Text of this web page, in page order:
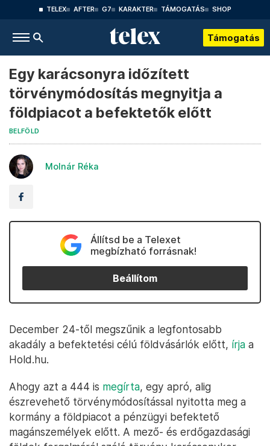
TELEX AFTER G7 KARAKTER TÁMOGATÁS SHOP
Támogatás
Egy karácsonyra időzített
törvénymódosítás megnyitja a
földpiacot a befektetők előtt
BELFÖLD
Molnár Réka
Állítsd be a Telexet
megbízható forrásnak!
Beállítom
December 24-től megszűnik a legfontosabb
akadály a befektetési célú földvásárlók előtt, írja a
Hold.hu.
Ahogy azt a 444 is megírta, egy apró, alig
észrevehető törvénymódosítással nyitotta meg a
kormány a földpiacot a pénzügyi befektető
magánszemélyek előtt. A mező- és erdőgazdasági